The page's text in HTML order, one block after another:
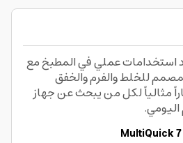
استخدامات عملي في المطبخ مع
للخلط والفرم والخفق
مثالياً لكل من يبحث عن جهاز